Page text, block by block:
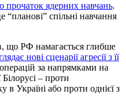
прочаток ядерних навчань.
спільні навчання
що РФ намагається глибше
нові сценарії агресії з її
за напрямками на
Білорусі – проти
в Україні або проти однієї з